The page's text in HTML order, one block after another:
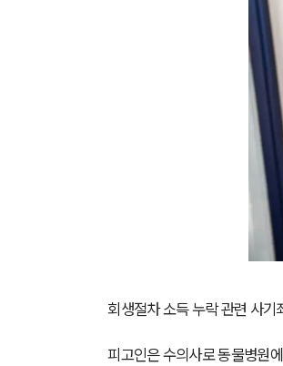
회생절차 소득 누락 관련 사기
피고인은 수의사로 동물병원